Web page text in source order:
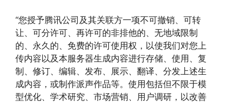
“您授予腾讯公司及其关联方一项不可撤销、可转
让、可分许可、再许可的非排他的、无地域限制
的、永久的、免费的许可使用权，以使我们对您上
传内容以及本服务器生成内容进行存储、使用、复
制、修订、编辑、发布、展示、翻译、分发上述生
成内容，或制作派声作品等。使用包括但不限于模
型优化、学术研究、市场营销、用户调研，以改善